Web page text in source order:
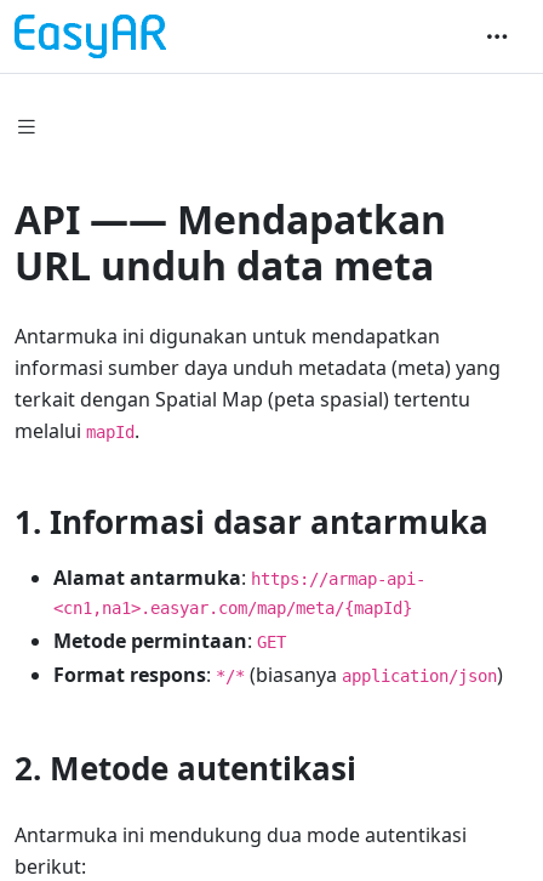
API —— Mendapatkan
URL unduh data meta
Antarmuka ini digunakan untuk mendapatkan
informasi sumber daya unduh metadata (meta) yang
terkait dengan Spatial Map (peta spasial) tertentu
melalui mapId.
1. Informasi dasar antarmuka
Alamat antarmuka: https://armap-api-
<cn1,na1>.easyar.com/map/meta/{mapId}
Metode permintaan: GET
Format respons: */* (biasanya application/json)
2. Metode autentikasi
Antarmuka ini mendukung dua mode autentikasi
berikut: